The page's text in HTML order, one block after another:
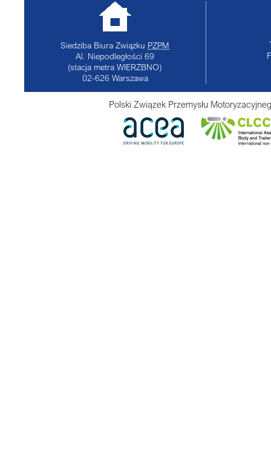
Siedziba Biura Związku PZPM
Al. Niepodległości 69
(stacja metra WIERZBNO)
02-626 Warszawa
Polski Związek Przemysłu